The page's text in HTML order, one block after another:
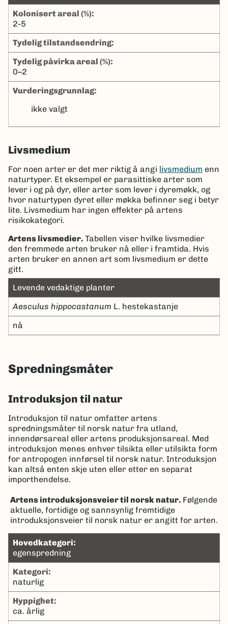
kolonisert areal (%):
2-5
tydelig tilstandsendring:
tydelig påvirka areal (%):
0–2
Vurderingsgrunnlag:
ikke valgt
Livsmedium
For noen arter er det mer riktig å angi livsmedium enn
naturtyper. Et eksempel er parasittiske arter som
lever i og på dyr, eller arter som lever i dyremøkk, og
hvor naturtypen dyret eller møkka befinner seg i betyr
lite. Livsmedium har ingen effekter på artens
risikokategori.
Artens livsmedier. Tabellen viser hvilke livsmedier
den fremmede arten bruker nå eller i framtida. Hvis
arten bruker en annen art som livsmedium er dette
gitt.
Levende vedaktige planter
Aesculus hippocastanum L. hestekastanje
nå
Spredningsmåter
Introduksjon til natur
Introduksjon til natur omfatter artens
spredningsmåter til norsk natur fra utland,
innendørsareal eller artens produksjonsareal. Med
introduksjon menes enhver tilsikta eller utilsikta form
for antropogen innførsel til norsk natur. Introduksjon
kan altså enten skje uten eller etter en separat
importhendelse.
Artens introduksjonsveier til norsk natur. Følgende
aktuelle, fortidige og sannsynlig fremtidige
introduksjonsveier til norsk natur er angitt for arten.
hovedkategori:
egenspredning
kategori:
naturlig
hyppighet:
ca. årlig